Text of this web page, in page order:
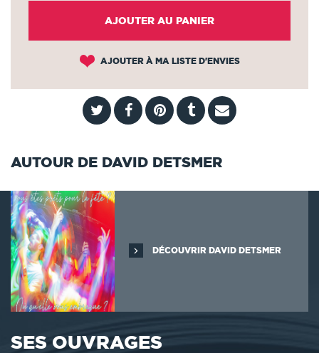
AJOUTER AU PANIER
AJOUTER À MA LISTE D'ENVIES
AUTOUR DE DAVID DETSMER
DÉCOUVRIR DAVID DETSMER
SES OUVRAGES